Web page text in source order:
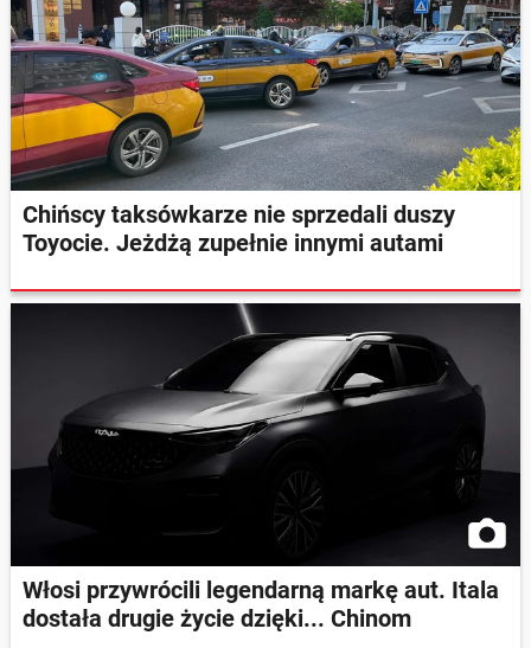
Chińscy taksówkarze nie sprzedali duszy
Toyocie. Jeżdżą zupełnie innymi autami
Włosi przywrócili legendarną markę aut. Itala
dostała drugie życie dzięki... Chinom